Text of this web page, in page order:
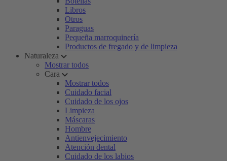
Libros
Otros
Paraguas
Pequeña marroquinería
Productos de fregado y de limpieza
Naturaleza
Mostrar todos
Cara
Mostrar todos
Cuidado facial
Cuidado de los ojos
Limpieza
Máscaras
Hombre
Antienvejecimiento
Atención dental
Cuidado de los labios